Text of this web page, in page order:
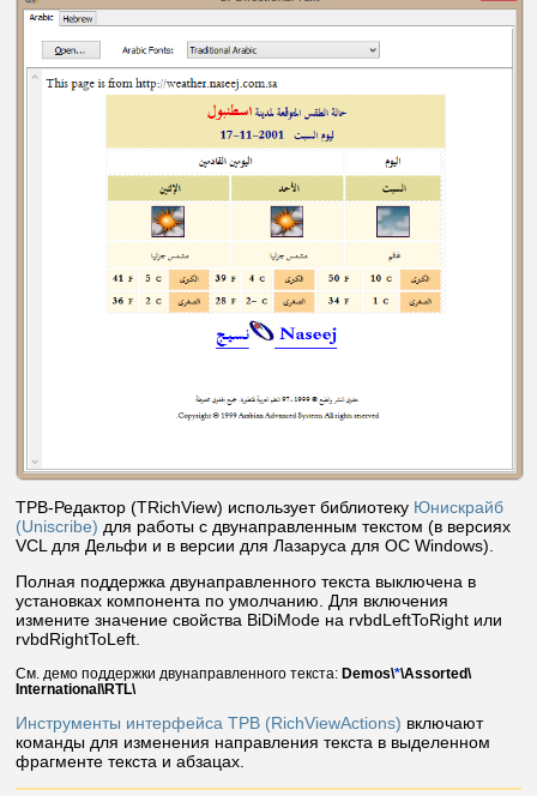
ТРВ-Редактор (TRichView) использует библиотеку Юнискрайб
(Uniscribe) для работы с двунаправленным текстом (в версиях
VCL для Дельфи и в версии для Лазаруса для ОС Windows).
Полная поддержка двунаправленного текста выключена в
установках компонента по умолчанию. Для включения
измените значение свойства BiDiMode на rvbdLeftToRight или
rvbdRightToLeft.
См. демо поддержки двунаправленного текста: Demos\​*\​Assorted\​
International\​RTL\
Инструменты интерфейса ТРВ (RichViewActions) включают
команды для изменения направления текста в выделенном
фрагменте текста и абзацах.